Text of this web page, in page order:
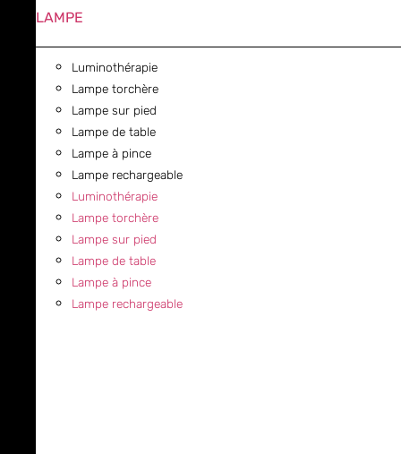
LAMPE
Luminothérapie
Lampe torchère
Lampe sur pied
Lampe de table
Lampe à pince
Lampe rechargeable
Luminothérapie
Lampe torchère
Lampe sur pied
Lampe de table
Lampe à pince
Lampe rechargeable